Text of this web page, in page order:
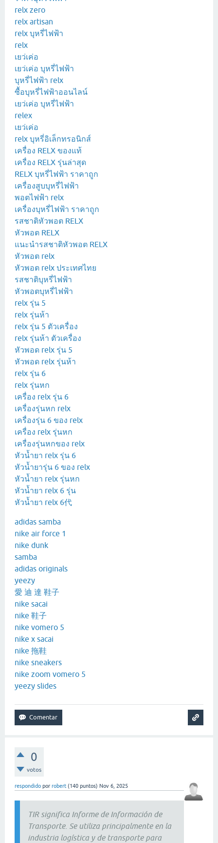
relx zero
relx artisan
relx บุหรี่ไฟฟ้า
relx
เยว่เค่อ
เยว่เค่อ บุหรี่ไฟฟ้า
บุหรี่ไฟฟ้า relx
ซื้อบุหรี่ไฟฟ้าออนไลน์
เยว่เค่อ บุหรี่ไฟฟ้า
relex
เยว่เค่อ
relx บุหรี่อิเล็กทรอนิกส์
เครื่อง RELX ของแท้
เครื่อง RELX รุ่นล่าสุด
RELX บุหรี่ไฟฟ้า ราคาถูก
เครื่องสูบบุหรี่ไฟฟ้า
พอตไฟฟ้า relx
เครื่องบุหรี่ไฟฟ้า ราคาถูก
รสชาติหัวพอต RELX
หัวพอต RELX
แนะนำรสชาติหัวพอต RELX
หัวพอต relx
หัวพอต relx ประเทศไทย
รสชาติบุหรี่ไฟฟ้า
หัวพอตบุหรี่ไฟฟ้า
relx รุ่น 5
relx รุ่นห้า
relx รุ่น 5 ตัวเครื่อง
relx รุ่นห้า ตัวเครื่อง
หัวพอด relx รุ่น 5
หัวพอด relx รุ่นห้า
relx รุ่น 6
relx รุ่นหก
เครื่อง relx รุ่น 6
เครื่องรุ่นหก relx
เครื่องรุ่น 6 ของ relx
เครื่อง relx รุ่นหก
เครื่องรุ่นหกของ relx
หัวน้ำยา relx รุ่น 6
หัวน้ำยารุ่น 6 ของ relx
หัวน้ำยา relx รุ่นหก
หัวน้ำยา relx 6 รุ่น
หัวน้ำยา relx 6代
adidas samba
nike air force 1
nike dunk
samba
adidas originals
yeezy
愛 迪 達 鞋子
nike sacai
nike 鞋子
nike vomero 5
nike x sacai
nike 拖鞋
nike sneakers
nike zoom vomero 5
yeezy slides
0
votos
respondido por robert (140 puntos) Nov 6, 2025
TIR significa Informe de Información de
Transporte. Se utiliza principalmente en la
industria logística y de transporte para